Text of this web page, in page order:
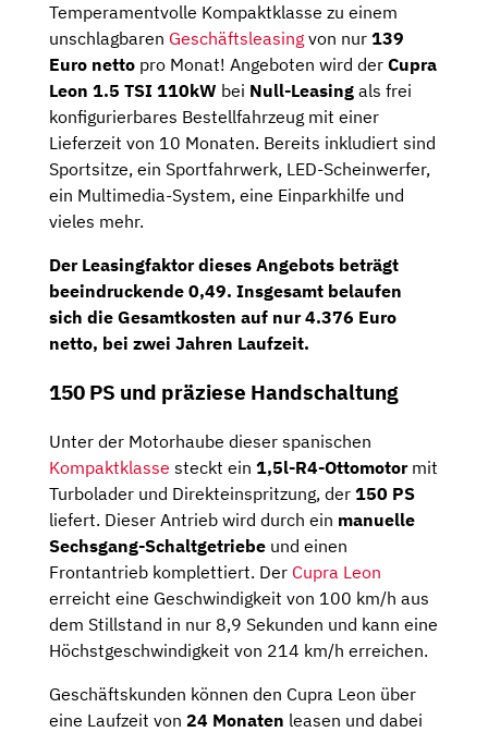
Temperamentvolle Kompaktklasse zu einem
unschlagbaren Geschäftsleasing von nur 139
Euro netto pro Monat! Angeboten wird der Cupra
Leon 1.5 TSI 110kW bei Null-Leasing als frei
konfigurierbares Bestellfahrzeug mit einer
Lieferzeit von 10 Monaten. Bereits inkludiert sind
Sportsitze, ein Sportfahrwerk, LED-Scheinwerfer,
ein Multimedia-System, eine Einparkhilfe und
vieles mehr.
Der Leasingfaktordieses Angebots beträgt
beeindruckende 0,49. Insgesamt belaufen
sich die Gesamtkosten auf nur 4.376 Euro
netto, bei zwei Jahren Laufzeit.
150 PS und präziese Handschaltung
Unter der Motorhaube dieser spanischen
Kompaktklasse steckt ein 1,5l-R4-Ottomotormit
Turbolader und Direkteinspritzung, der 150 PS
liefert. Dieser Antrieb wird durch ein manuelle
Sechsgang-Schaltgetriebe und einen
Frontantrieb komplettiert. Der Cupra Leon
erreicht eine Geschwindigkeit von 100 km/h aus
dem Stillstand in nur 8,9 Sekunden und kann eine
Höchstgeschwindigkeit von 214 km/h erreichen.
Geschäftskunden können den Cupra Leon über
eine Laufzeit von 24 Monaten leasen und dabei